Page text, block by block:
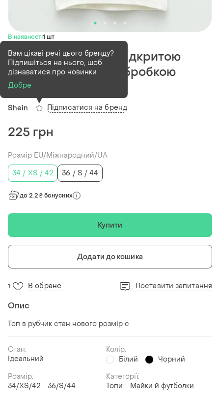
В наявності1 шт
Топ в рубчик топ з відкритою
спиною білий топ обробкою
чорною
Shein
Вам цікаві речі цього бренду?
Підпишіться на нього, щоб
дізнаватися про новинки
Добре
Підписатися на бренд
225 грн
Розмір EU/Міжнародний/UA
34 / XS / 42
36 / S / 44
до 2.2 ₴ бонусних
Купити
Додати до кошика
1 В обране Поставити запитання
Опис
Топ в рубчик стан нового розмір с
Стан:
Ідеальний
Колір:
Білий
Чорний
Розмір:
34/XS/42
36/S/44
Категорії:
Топи
Майки й футболки